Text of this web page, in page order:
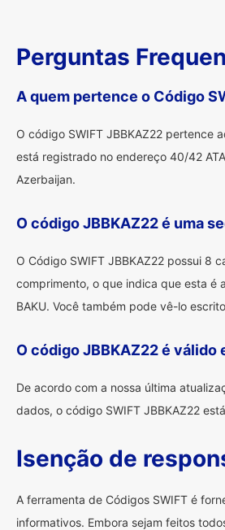
Perguntas
A quem pertence o Código
O código SWIFT JBBKAZ22 pertence
está registrado no endereço 40/42
Azerbaijan.
O código JBBKAZ22 é uma
O Código SWIFT JBBKAZ22 possui 8
comprimento, o que indica que esta é a
BAKU. Você também pode vê-lo
O código JBBKAZ22 é válido
De acordo com a nossa última
dados, o código SWIFT JBBKAZ22
Isenção de
A ferramenta de Códigos SWIFT é
informativos. Embora sejam feitos